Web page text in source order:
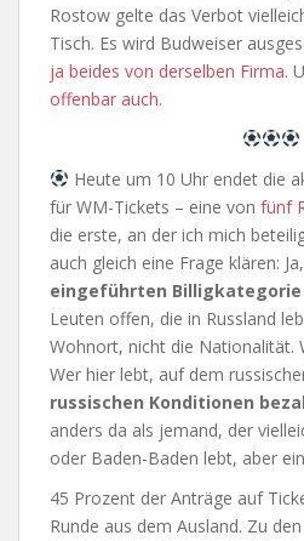
Rostow gelte das Verbot
Tisch. Es wird Budweiser
ja beides von derselben Firma.
offenbar auch.
Heute um 10 Uhr endet die
für WM-Tickets – eine von fünf
die erste, an der ich mich
auch gleich eine Frage klären:
eingeführten Billigkategorie
Leuten offen, die in Russland
Wohnort, nicht die Nationalität.
Wer hier lebt, auf dem
russischen Konditionen
anders da als jemand, der
oder Baden-Baden lebt, aber
45 Prozent der Anträge auf
Runde aus dem Ausland. Zu den